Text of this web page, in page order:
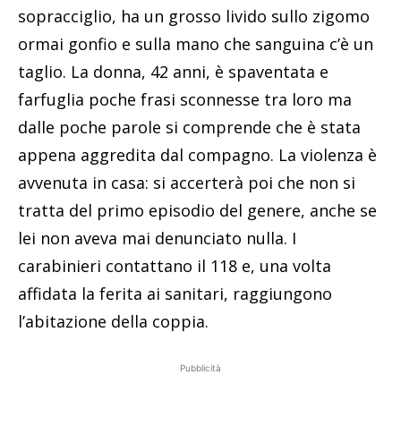
sopracciglio, ha un grosso livido sullo zigomo
ormai gonfio e sulla mano che sanguina c’è un
taglio. La donna, 42 anni, è spaventata e
farfuglia poche frasi sconnesse tra loro ma
dalle poche parole si comprende che è stata
appena aggredita dal compagno. La violenza è
avvenuta in casa: si accerterà poi che non si
tratta del primo episodio del genere, anche se
lei non aveva mai denunciato nulla. I
carabinieri contattano il 118 e, una volta
affidata la ferita ai sanitari, raggiungono
l’abitazione della coppia.
Pubblicità